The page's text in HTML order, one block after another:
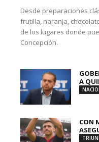
Desde preparaciones
frutilla, naranja,
de los lugares donde
Concepción.
A
CON